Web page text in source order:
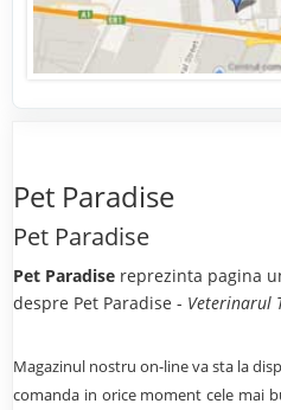
Pet Paradise
Pet Paradise
Pet Paradise reprezinta pagina
despre Pet Paradise - Veterinarul
Magazinul nostru on-line va sta la
comanda in orice moment cele mai